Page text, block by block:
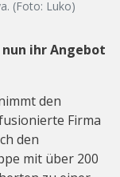
(Foto: Luko)
ihr Angebot
den
Firma
den
mit über 200